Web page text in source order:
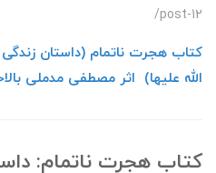
/post-12
کتاب هجرت ناتمام (داستان
الله علیها) اثر مصطفی مدملی
کتاب هجرت ناتمام: